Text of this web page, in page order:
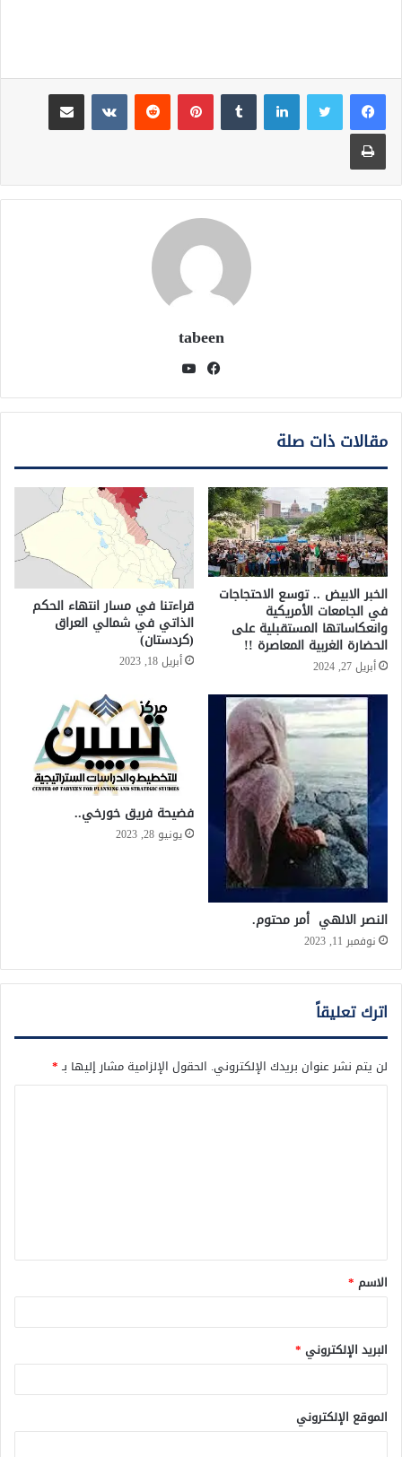
لينكدإن بينتيريست
مشاركة عبر البريد
طباعة
tabeen
فيسبوك
مقالات ذات صلة
الخبر الابيض .. توسع الاحتجاجات
في الجامعات الأمريكية
وانعكاساتها المستقبلية على
الحضارة الغربية المعاصرة !!
أبريل 27, 2024
قراءتنا في مسار انتهاء الحكم
الذاتي في شمالي العراق
(كردستان)
أبريل 18, 2023
النصر الالهي أمر محتوم.
نوفمبر 11, 2023
فضيحة فريق خورخي..
يونيو 28, 2023
اترك تعليقاً
لن يتم نشر عنوان بريدك الإلكتروني. الحقول الإلزامية مشار إليها بـ*
ق
*
الاسم *
البريد الإلكتروني *
الموقع الإلكتروني